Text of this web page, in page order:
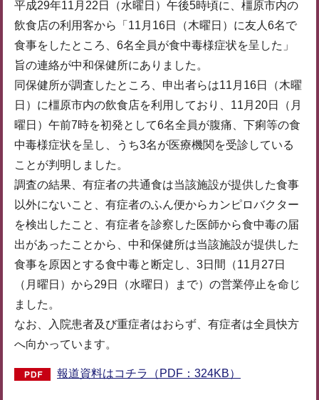
平成29年11月22日（水曜日）午後5時頃に、橿原市内の
飲食店の利用客から「11月16日（木曜日）に友人6名で
食事をしたところ、6名全員が食中毒様症状を呈した」
旨の連絡が中和保健所にありました。
同保健所が調査したところ、申出者らは11月16日（木曜
日）に橿原市内の飲食店を利用しており、11月20日（月
曜日）午前7時を初発として6名全員が腹痛、下痢等の食
中毒様症状を呈し、うち3名が医療機関を受診している
ことが判明しました。
調査の結果、有症者の共通食は当該施設が提供した食事
以外にないこと、有症者のふん便からカンピロバクター
を検出したこと、有症者を診察した医師から食中毒の届
出があったことから、中和保健所は当該施設が提供した
食事を原因とする食中毒と断定し、3日間（11月27日
（月曜日）から29日（水曜日）まで）の営業停止を命じ
ました。
なお、入院患者及び重症者はおらず、有症者は全員快方
へ向かっています。
報道資料はコチラ（PDF：324KB）